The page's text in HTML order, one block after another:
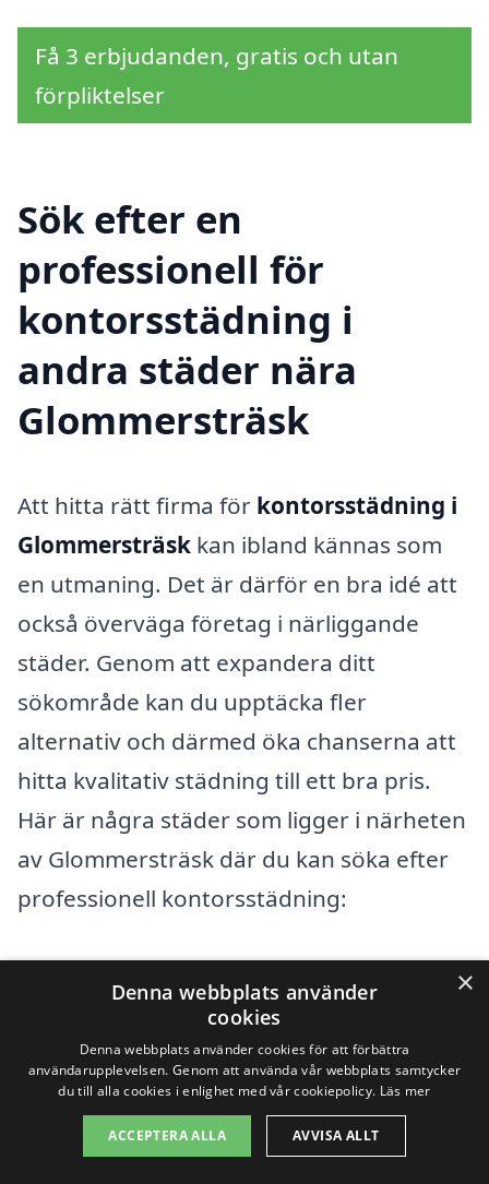
Få 3 erbjudanden, gratis och utan
förpliktelser
Sök efter en
professionell för
kontorsstädning i
andra städer nära
Glommersträsk
Att hitta rätt firma för kontorsstädning i
Glommersträsk kan ibland kännas som
en utmaning. Det är därför en bra idé att
också överväga företag i närliggande
städer. Genom att expandera ditt
sökområde kan du upptäcka fler
alternativ och därmed öka chanserna att
hitta kvalitativ städning till ett bra pris.
Här är några städer som ligger i närheten
av Glommersträsk där du kan söka efter
professionell kontorsstädning:
Arvidsjaur
Björkliden
×
Denna webbplats använder
cookies
Denna webbplats använder cookies för att förbättra
användarupplevelsen. Genom att använda vår webbplats samtycker
du till alla cookies i enlighet med vår cookiepolicy. Läs mer
ACCEPTERA ALLA AVVISA ALLT